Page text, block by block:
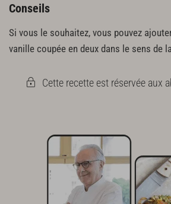
Conseils
Si vous le souhaitez, vous pouvez
vanille coupée en deux dans le sens de
Cette recette est réservée aux